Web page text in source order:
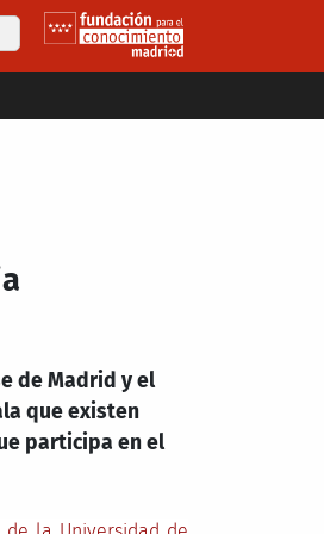
Search
de Madrid y el
que existen
participa en el